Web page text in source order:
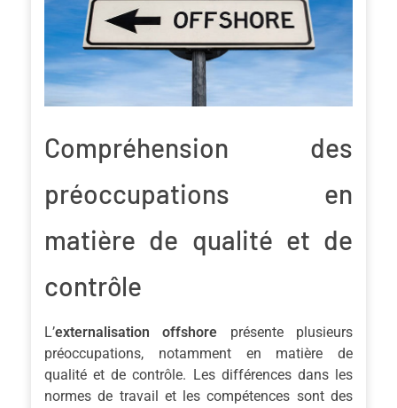
Compréhension des
préoccupations en
matière de qualité et de
contrôle
L’externalisation offshore présente plusieurs
préoccupations, notamment en matière de
qualité et de contrôle. Les différences dans les
normes de travail et les compétences sont des